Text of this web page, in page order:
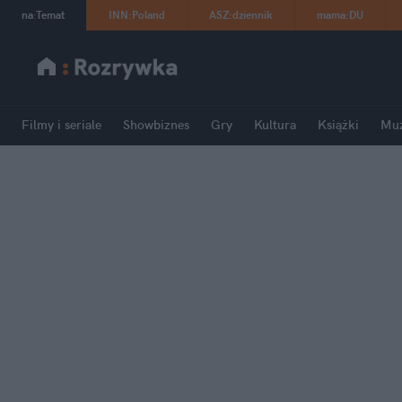
na:Temat INN:Poland ASZ:dziennik mama:DU
Filmy i seriale Showbiznes Gry Kultura Książki